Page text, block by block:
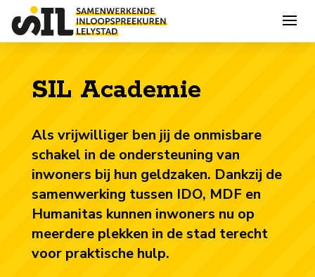
SIL Academie
Als vrijwilliger ben jij de onmisbare
schakel in de ondersteuning van
inwoners bij hun geldzaken. Dankzij de
samenwerking tussen IDO, MDF en
Humanitas kunnen inwoners nu op
meerdere plekken in de stad terecht
voor praktische hulp.